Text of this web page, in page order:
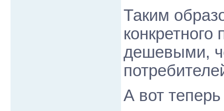
Таким
дешевыми,
А вот